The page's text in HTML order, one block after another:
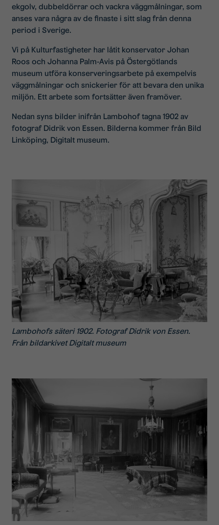
ekgolv, dubbeldörrar och vackra väggmålningar, som
anses vara några av de finaste i sitt slag från denna
period i Sverige​.
Vi på Kulturfastigheter har låtit konservator Johan
Roos och Johanna Palm-Avis på Östergötlands
museum utföra konserveringsarbete på exempelvis
väggmålningar och snickerier för att bevara den unika
miljön. Ett arbete som fortsätter även framöver.
Nedan syns bilder inifrån Lambohof tagna 1902 av
fotograf Didrik von Essen. Bilderna kommer från Bild
Linköping, Digitalt museum.
Lambohofs säteri 1902. Fotograf Didrik von Essen.
Från bildarkivet Digitalt museum